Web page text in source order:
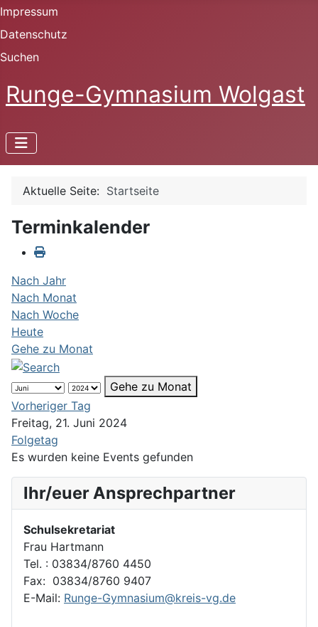
Impressum
Datenschutz
Suchen
Runge-Gymnasium Wolgast
Aktuelle Seite: Startseite
Terminkalender
Nach Jahr
Nach Monat
Nach Woche
Heute
Gehe zu Monat
Gehe zu Monat
Vorheriger Tag
Freitag, 21. Juni 2024
Folgetag
Es wurden keine Events gefunden
Ihr/euer Ansprechpartner
Schulsekretariat
Frau Hartmann
Tel. : 03834/8760 4450
Fax: 03834/8760 9407
E-Mail: Runge-Gymnasium@kreis-vg.de